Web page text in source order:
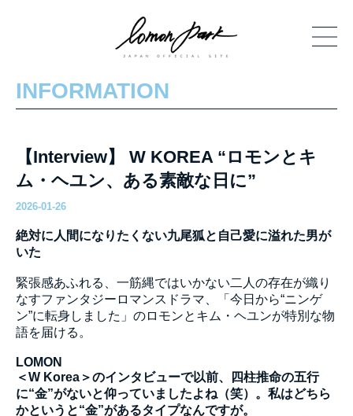
INFORMATION
【Interview】 W KOREA “ロモンとキ
ム・ヘユン、ある素敵な日に”
2026-01-26
絶対に人間になりたくない九尾狐と自己愛に溢れた男が
いた
緊張感あふれる、一筋縄ではいかない二人の存在が織り
なすファンタジーロマンスドラマ、「今日から“ニンゲ
ン”に転身しました」のロモンとキム・ヘユンが特別な物
語を届ける。
LOMON
＜W Korea＞のインタビューで以前、四柱推命の五行
に“金”がないと仰っていましたよね（笑）。私はどちら
かというと“金”があるタイプなんですが。